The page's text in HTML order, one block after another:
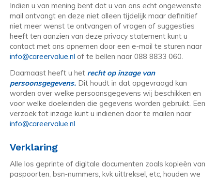
Indien u van mening bent dat u van ons echt ongewenste
mail ontvangt en deze niet alleen tijdelijk maar definitief
niet meer wenst te ontvangen of vragen of suggesties
heeft ten aanzien van deze privacy statement kunt u
contact met ons opnemen door een e-mail te sturen naar
info@careervalue.nl of te bellen naar 088 8833 060.
Daarnaast heeft u het recht op inzage van
persoonsgegevens. Dit houdt in dat opgevraagd kan
worden over welke persoonsgegevens wij beschikken en
voor welke doeleinden die gegevens worden gebruikt. Een
verzoek tot inzage kunt u indienen door te mailen naar
info@careervalue.nl
Verklaring
Alle los geprinte of digitale documenten zoals kopieën van
paspoorten, bsn-nummers, kvk uittreksel, etc, houden we